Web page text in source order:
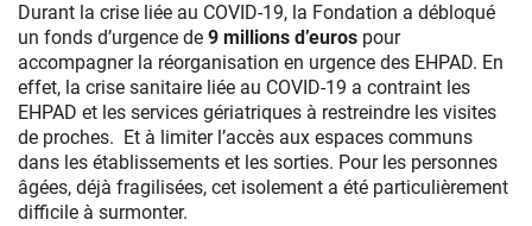
Durant la crise liée au COVID-19, la Fondation a débloqué
un fonds d’urgence de 9 millions d’euros pour
accompagner la réorganisation en urgence des EHPAD. En
effet, la crise sanitaire liée au COVID-19 a contraint les
EHPAD et les services gériatriques à restreindre les visites
de proches. Et à limiter l’accès aux espaces communs
dans les établissements et les sorties. Pour les personnes
âgées, déjà fragilisées, cet isolement a été particulièrement
difficile à surmonter.